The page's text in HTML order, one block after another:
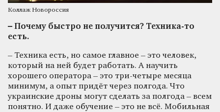
Коллаж Новороссия
– Почему быстро не получится? Техника-то
есть.
– Техника есть, но самое главное – это человек,
который на ней будет работать. А научить
хорошего оператора – это три-четыре месяца
минимум, а опыт придёт через полгода. Что
украинские дроны могут сделать за полгода – всем
понятно. И даже обучение – это не всё. Мобильная